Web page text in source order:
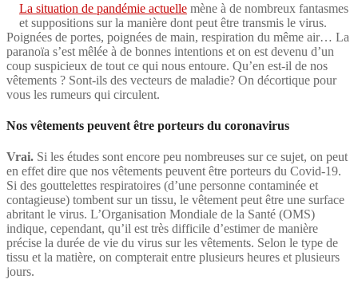
La situation de pandémie actuelle mène à de nombreux fantasmes
et suppositions sur la manière dont peut être transmis le virus.
Poignées de portes, poignées de main, respiration du même air… La
paranoïa s’est mêlée à de bonnes intentions et on est devenu d’un
coup suspicieux de tout ce qui nous entoure. Qu’en est-il de nos
vêtements ? Sont-ils des vecteurs de maladie? On décortique pour
vous les rumeurs qui circulent.
Nos vêtements peuvent être porteurs du coronavirus
Vrai. Si les études sont encore peu nombreuses sur ce sujet, on peut
en effet dire que nos vêtements peuvent être porteurs du Covid-19.
Si des gouttelettes respiratoires (d’une personne contaminée et
contagieuse) tombent sur un tissu, le vêtement peut être une surface
abritant le virus. L’Organisation Mondiale de la Santé (OMS)
indique, cependant, qu’il est très difficile d’estimer de manière
précise la durée de vie du virus sur les vêtements. Selon le type de
tissu et la matière, on compterait entre plusieurs heures et plusieurs
jours.